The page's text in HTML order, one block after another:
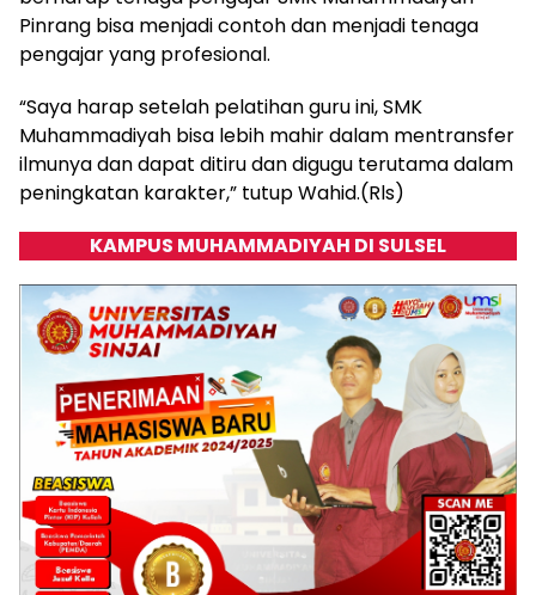
Pinrang bisa menjadi contoh dan menjadi tenaga
pengajar yang profesional.
“Saya harap setelah pelatihan guru ini, SMK
Muhammadiyah bisa lebih mahir dalam mentransfer
ilmunya dan dapat ditiru dan digugu terutama dalam
peningkatan karakter,” tutup Wahid.(Rls)
KAMPUS MUHAMMADIYAH DI SULSEL